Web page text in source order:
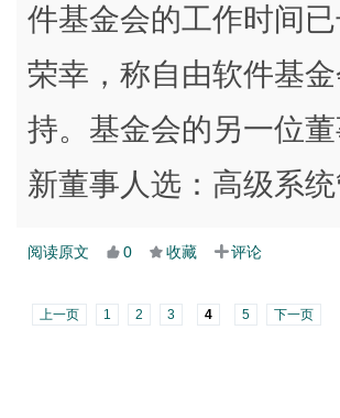
件基金会的工作时间
荣幸，称自由软件基
持。基金会的另一位
新董事人选：高级系
阅读原文 0 收藏 评论
上一页 1 2 3 4 5 下一页